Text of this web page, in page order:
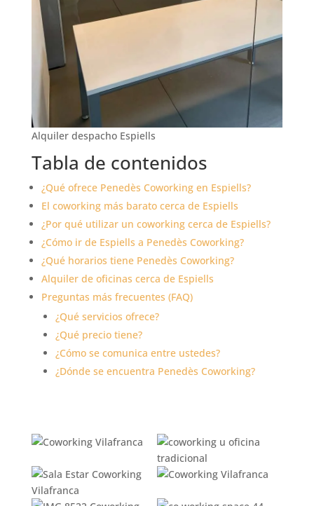
Alquiler despacho Espiells
Tabla de contenidos
¿Qué ofrece Penedès Coworking en Espiells?
El coworking más barato cerca de Espiells
¿Por qué utilizar un coworking cerca de Espiells?
¿Cómo ir de Espiells a Penedès Coworking?
¿Qué horarios tiene Penedès Coworking?
Alquiler de oficinas cerca de Espiells
Preguntas más frecuentes (FAQ)
¿Qué servicios ofrece?
¿Qué precio tiene?
¿Cómo se comunica entre ustedes?
¿Dónde se encuentra Penedès Coworking?